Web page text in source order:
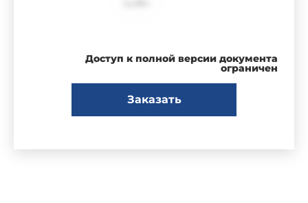
Доступ к полной версии документа
ограничен
Заказать